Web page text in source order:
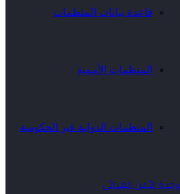
قاعدة بيانات المنظمات
المنظمات الأممية
المنظمات الدولية غير الحكومية
وحدة الأمن الغذائي